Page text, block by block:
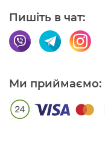
Пишіть в чат:
Ми приймаємо: